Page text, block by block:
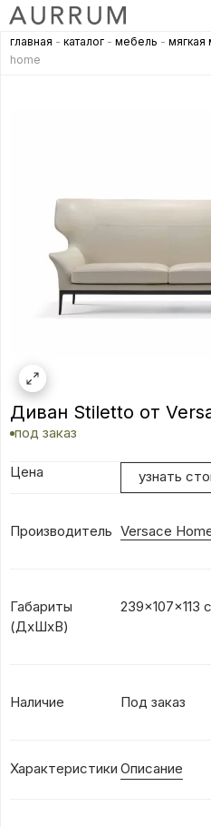
главная - каталог - мебель - мягкая
home
Диван Stiletto от
под заказ
Цена узнать
Производитель Versace
Габариты
(ДхШхВ)
239x107x113
Наличие Под заказ
Характеристики Описание